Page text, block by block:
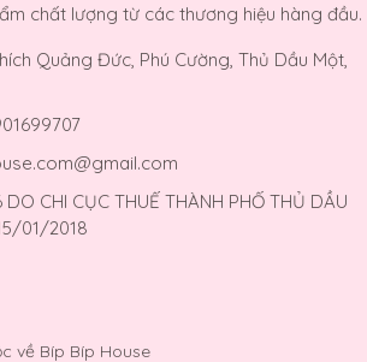
chất lượng từ các thương hiệu hàng đầu.
Quảng Đức, Phú Cường, Thủ Dầu Một,
CHI CỤC THUẾ THÀNH PHỐ THỦ DẦU
01/2018
về Bíp Bíp House